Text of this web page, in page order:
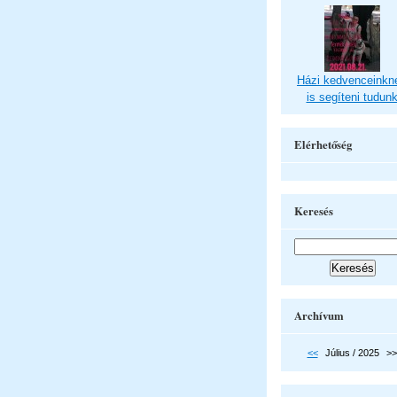
Házi
is segíteni tudunk
Elérhetőség
Keresés
Archívum
<< Július / 2025 >>